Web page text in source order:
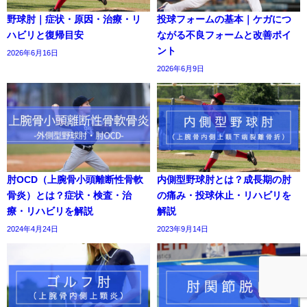
野球肘｜症状・原因・治療・リ
ハビリと復帰目安
2026年6月16日
投球フォームの基本｜ケガにつ
ながる不良フォームと改善ポイ
ント
2026年6月9日
肘OCD（上腕骨小頭離断性骨軟
骨炎）とは？症状・検査・治
療・リハビリを解説
2024年4月24日
内側型野球肘とは？成長期の肘
の痛み・投球休止・リハビリを
解説
2023年9月14日